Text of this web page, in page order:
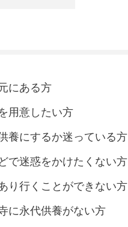
にある方
用意したい方
養にするか迷っている方
で迷惑をかけたくない方
り行くことができない方
に永代供養がない方